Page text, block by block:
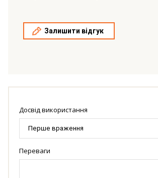
Залишити відгук
Досвід використання
Переваги